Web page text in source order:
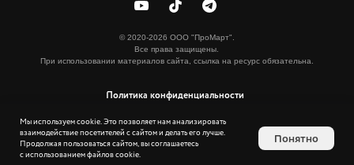
Мы используем cookie. Это позволяет нам анализировать
взаимодействие посетителей с сайтом и делать его лучше.
Продолжая пользоваться сайтом, вы соглашаетесь
с использованием файлов cookie.
Понятно
© 2020-2026 ООО "ПроМарт".
Все права защищены.
При использовании материалов сайта, ссылка на ресурс обязательна.
Политика конфиденциальности
Дизайн сайта: